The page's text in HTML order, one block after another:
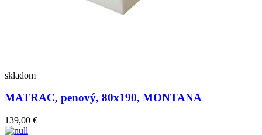
skladom
MATRAC, penový, 80x190, MONTANA
139,00 €